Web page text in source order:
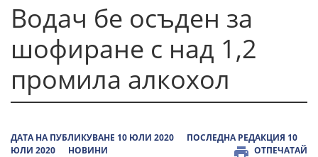
Водач бе осъден за
шофиране с над 1,2
промила алкохол
ДАТА НА ПУБЛИКУВАНЕ 10 ЮЛИ 2020
ПОСЛЕДНА РЕДАКЦИЯ 10
ЮЛИ 2020
НОВИНИ ОТПЕЧАТАЙ